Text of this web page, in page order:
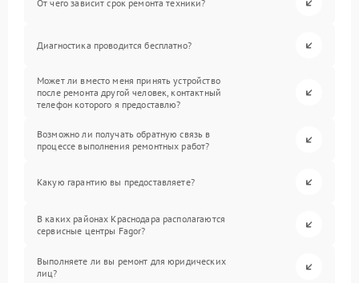
От чего зависит срок ремонта техники?
Диагностика проводится бесплатно?
Может ли вместо меня принять устройство
после ремонта другой человек, контактный
телефон которого я предоставлю?
Возможно ли получать обратную связь в
процессе выполнения ремонтных работ?
Какую гарантию вы предоставляете?
В каких районах Краснодара располагаются
сервисные центры Fagor?
Выполняете ли вы ремонт для юридических
лиц?